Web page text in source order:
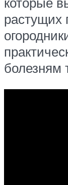
растущих
болезням